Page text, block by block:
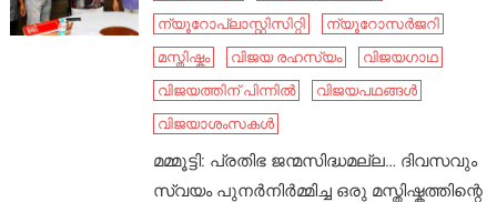
ന്യൂറോപ്ലാസ്റ്റിസിറ്റി
ന്യൂറോസർജറി
മസ്തിഷ്കം
വിജയ രഹസ്യം
വിജയഗാഥ
വിജയത്തിന് പിന്നിൽ
വിജയപഥങ്ങൾ
വിജയാശംസകൾ
മമ്മൂട്ടി: പ്രതിഭ ജന്മസിദ്ധമല്ല… ദിവസവും
സ്വയം പുനർനിർമ്മിച്ച ഒരു മസ്തിഷ്കത്തിന്റെ